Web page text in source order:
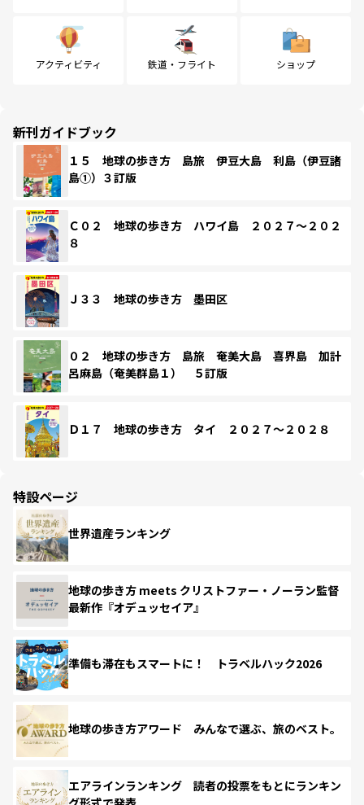
アクティビティ 鉄道・フライト ショップ
新刊ガイドブック
１５ 地球の歩き方 島旅 伊豆大島 利島（伊豆諸
島①）３訂版
Ｃ０２ 地球の歩き方 ハワイ島 ２０２７～２０２
８
Ｊ３３ 地球の歩き方 墨田区
０２ 地球の歩き方 島旅 奄美大島 喜界島 加計
呂麻島（奄美群島１） ５訂版
Ｄ１７ 地球の歩き方 タイ ２０２７～２０２８
特設ページ
世界遺産ランキング
地球の歩き方 meets クリストファー・ノーラン監督
最新作『オデュッセイア』
準備も滞在もスマートに！ トラベルハック2026
地球の歩き方アワード みんなで選ぶ、旅のベスト。
エアラインランキング 読者の投票をもとにランキン